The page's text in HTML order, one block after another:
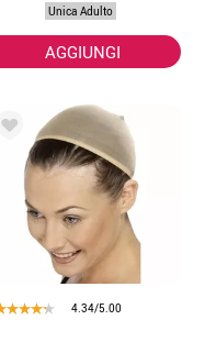
Unica Adulto
AGGIUNGI
4.34/5.00